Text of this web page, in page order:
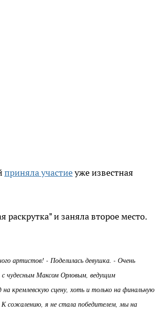
приняла участиеуже известная
и заняла второе место.
артистов! - Поделилась девушка. - Очень
с чудесным Максом Орловым, ведущим
кремлевскую сцену, хоть и только на финальную
сожалению, я не стала победителем, мы на